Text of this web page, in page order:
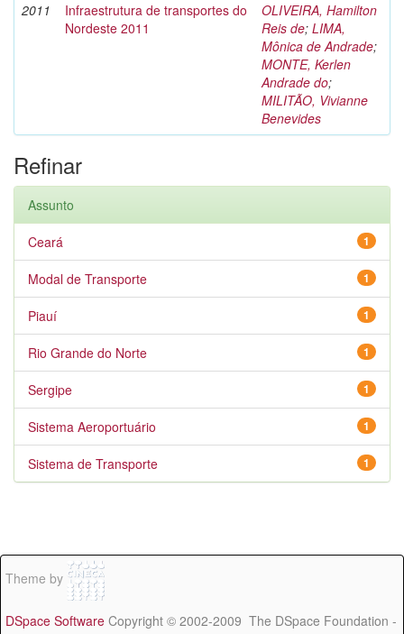
2011
Infraestrutura de transportes do
Nordeste 2011
OLIVEIRA, Hamilton
Reis de; LIMA,
Mônica de Andrade;
MONTE, Kerlen
Andrade do;
MILITÃO, Vivianne
Benevides
Refinar
Assunto
1
Ceará
1
Modal de Transporte
1
Piauí
1
Rio Grande do Norte
1
Sergipe
1
Sistema Aeroportuário
1
Sistema de Transporte
Theme by
DSpace Software Copyright © 2002-2009 The DSpace Foundation -